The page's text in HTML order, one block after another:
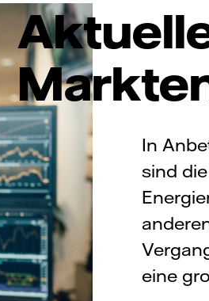
In
sind
eine